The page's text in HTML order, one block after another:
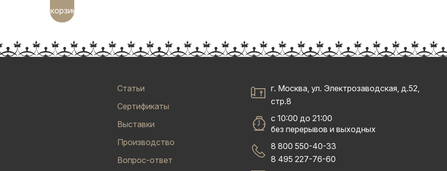
корзину
Статьи
Сертификаты
Выставки
Производство
Вопрос-ответ
г. Москва, ул. Электрозаводская, д.52,
стр.8
с 10:00 до 21:00
без перерывов и выходных
8 800 550-40-33
8 495 227-76-60